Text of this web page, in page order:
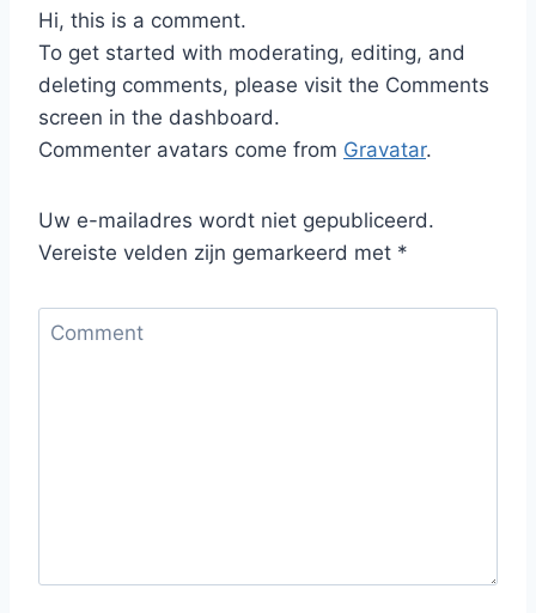
Hi, this is a comment.
To get started with moderating, editing, and
deleting comments, please visit the Comments
screen in the dashboard.
Commenter avatars come from Gravatar.
Uw e-mailadres wordt niet gepubliceerd.
Vereiste velden zijn gemarkeerd met *